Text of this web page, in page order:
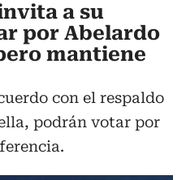
a su
por Abelardo
mantiene
con el respaldo
podrán votar por